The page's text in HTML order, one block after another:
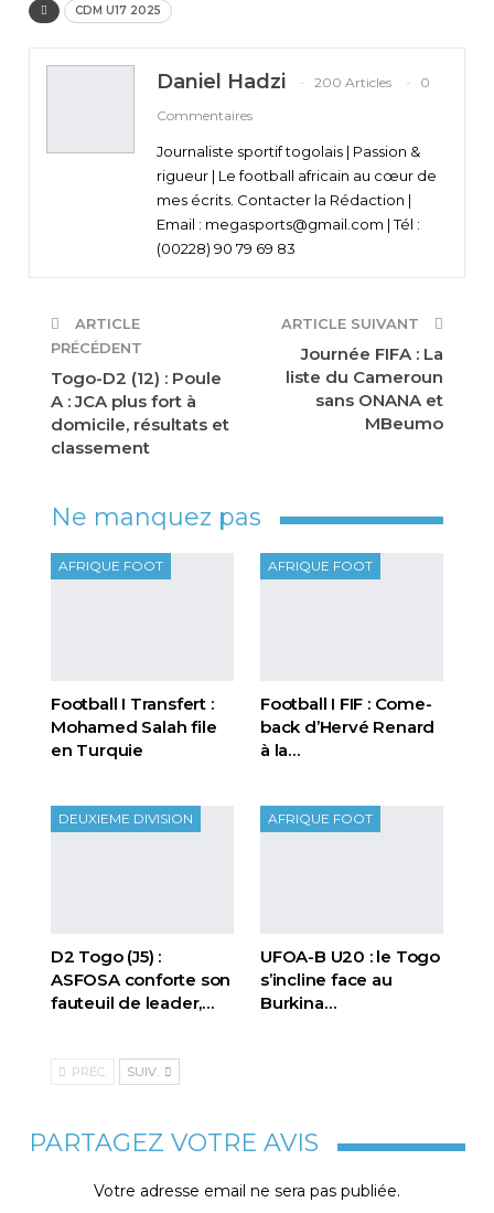
CDM U17 2025
Daniel Hadzi 200 Articles
0
Commentaires
Journaliste sportif togolais | Passion &
rigueur | Le football africain au cœur de
mes écrits. Contacter la Rédaction |
Email : megasports@gmail.com | Tél :
(00228) 90 79 69 83
ARTICLE
PRÉCÉDENT
Togo-D2 (12) : Poule
A : JCA plus fort à
domicile, résultats et
classement
ARTICLE SUIVANT
Journée FIFA : La
liste du Cameroun
sans ONANA et
MBeumo
Ne manquez pas
AFRIQUE FOOT
Football I Transfert :
Mohamed Salah file
en Turquie
AFRIQUE FOOT
Football I FIF : Come-
back d’Hervé Renard
à la…
DEUXIEME DIVISION
D2 Togo (J5) :
ASFOSA conforte son
fauteuil de leader,…
AFRIQUE FOOT
UFOA-B U20 : le Togo
s’incline face au
Burkina…
PRÉC. SUIV.
PARTAGEZ VOTRE AVIS
Votre adresse email ne sera pas publiée.